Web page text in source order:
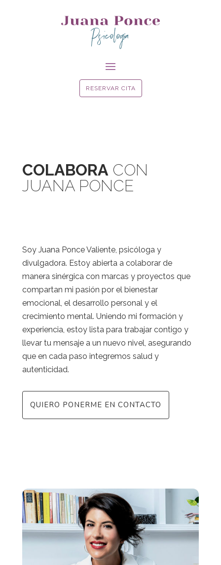
Psicología
RESERVAR CITA
COLABORA CON
JUANA PONCE
Soy Juana Ponce Valiente, psicóloga y
divulgadora. Estoy abierta a colaborar de
manera sinérgica con marcas y proyectos que
compartan mi pasión por el bienestar
emocional, el desarrollo personal y el
crecimiento mental. Uniendo mi formación y
experiencia, estoy lista para trabajar contigo y
llevar tu mensaje a un nuevo nivel, asegurando
que en cada paso integremos salud y
autenticidad.
QUIERO PONERME EN CONTACTO